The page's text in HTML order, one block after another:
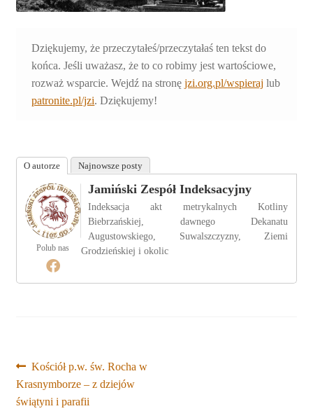
Dziękujemy, że przeczytałeś/przeczytałaś ten tekst do
końca. Jeśli uważasz, że to co robimy jest wartościowe,
rozważ wsparcie. Wejdź na stronęjzi.org.pl/wspieraj lub
patronite.pl/jzi. Dziękujemy!
O autorze Najnowsze posty
Polub nas
Jamiński Zespół Indeksacyjny
Indeksacja akt metrykalnych Kotliny
Biebrzańskiej, dawnego Dekanatu
Augustowskiego, Suwalszczyzny, Ziemi
Grodzieńskiej i okolic
Nawigacja
wpisu
Poprzedni
wpis:
Kościół p.w. św. Rocha w
Krasnymborze – z dziejów
świątyni i parafii